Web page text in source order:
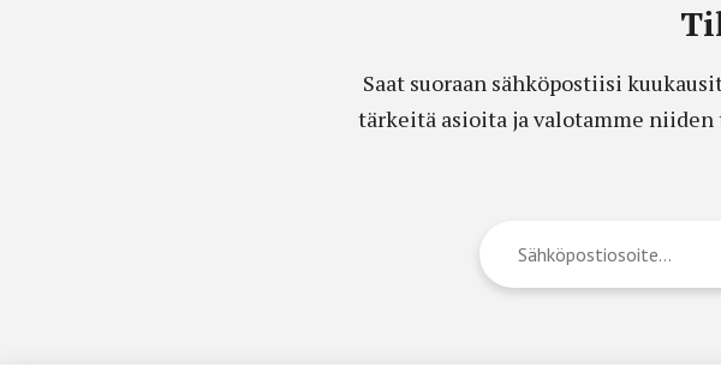
Saat suoraan sähköpostiisi
tärkeitä asioita ja valotamme